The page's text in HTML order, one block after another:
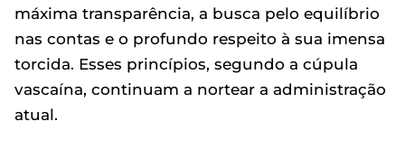
máxima transparência, a busca pelo equilíbrio
nas contas e o profundo respeito à sua imensa
torcida. Esses princípios, segundo a cúpula
vascaína, continuam a nortear a administração
atual.